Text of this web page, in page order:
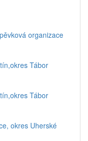
organizace
Tábor
Tábor
okres Uherské